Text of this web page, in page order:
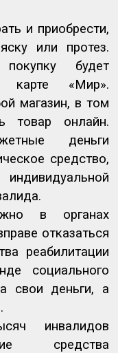
и приобрести,
или протез.
будет
карте «Мир».
магазин, в том
товар онлайн.
деньги
средство,
в органах
отказаться
реабилитации
социального
свои деньги, а
инвалидов
средства